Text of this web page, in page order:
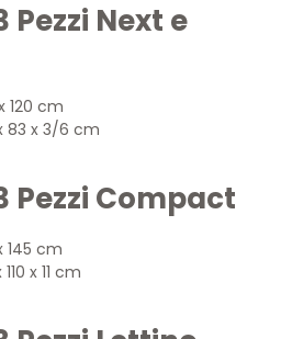
Pezzi Next e
120 cm
83 x 3/6 cm
Pezzi Compact
145 cm
x 11 cm